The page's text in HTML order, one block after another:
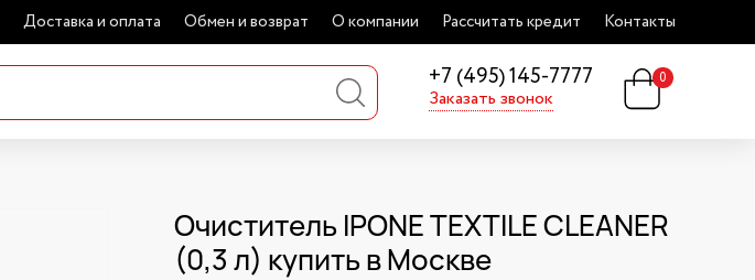
Доставка и оплата Обмен и возврат О компании Рассчитать кредит Контакты
+7 (495) 145-7777
Заказать звонок
0
Очиститель IPONE TEXTILE CLEANER
(0,3 л) купить в Москве